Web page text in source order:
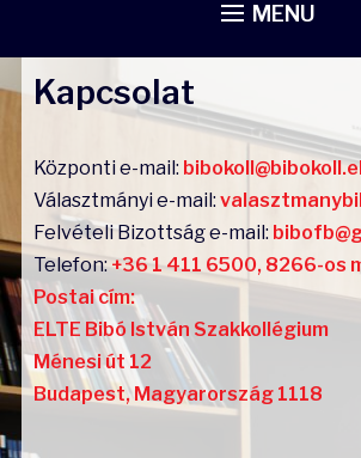
MENU
Kapcsolat
Központi e-mail:
Választmányi e-mail:
Felvételi Bizottság e-mail:
Telefon:+36 1 411 6500, 8266-os
Postai cím:
ELTE Bibó István Szakkollégium
Ménesi út 12
Budapest,Magyarország 1118